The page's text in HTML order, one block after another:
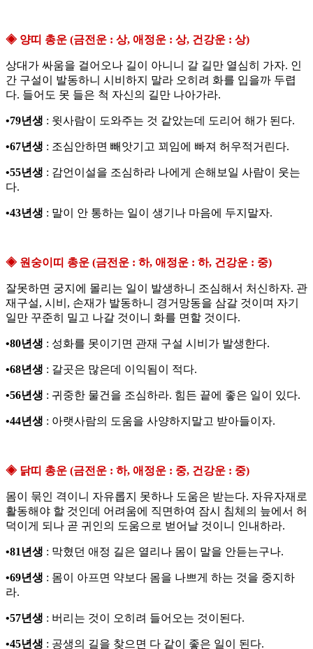
◈ 양띠 총운 (금전운 : 상, 애정운 : 상, 건강운 : 상)
상대가 싸움을 걸어오나 길이 아니니 갈 길만 열심히 가자. 인
간 구설이 발동하니 시비하지 말라 오히려 화를 입을까 두렵
다. 들어도 못 들은 척 자신의 길만 나아가라.
•79년생 : 윗사람이 도와주는 것 같았는데 도리어 해가 된다.
•67년생 : 조심안하면 빼앗기고 꾀임에 빠져 허우적거린다.
•55년생 : 감언이설을 조심하라 나에게 손해보일 사람이 웃는
다.
•43년생 : 말이 안 통하는 일이 생기나 마음에 두지말자.
◈ 원숭이띠 총운 (금전운 : 하, 애정운 : 하, 건강운 : 중)
잘못하면 궁지에 몰리는 일이 발생하니 조심해서 처신하자. 관
재구설, 시비, 손재가 발동하니 경거망동을 삼갈 것이며 자기
일만 꾸준히 밀고 나갈 것이니 화를 면할 것이다.
•80년생 : 성화를 못이기면 관재 구설 시비가 발생한다.
•68년생 : 갈곳은 많은데 이익됨이 적다.
•56년생 : 귀중한 물건을 조심하라. 힘든 끝에 좋은 일이 있다.
•44년생 : 아랫사람의 도움을 사양하지말고 받아들이자.
◈ 닭띠 총운 (금전운 : 하, 애정운 : 중, 건강운 : 중)
몸이 묶인 격이니 자유롭지 못하나 도움은 받는다. 자유자재로
활동해야 할 것인데 어려움에 직면하여 잠시 침체의 늪에서 허
덕이게 되나 곧 귀인의 도움으로 벋어날 것이니 인내하라.
•81년생 : 막혔던 애정 길은 열리나 몸이 말을 안듣는구나.
•69년생 : 몸이 아프면 약보다 몸을 나쁘게 하는 것을 중지하
라.
•57년생 : 버리는 것이 오히려 들어오는 것이된다.
•45년생 : 공생의 길을 찾으면 다 같이 좋은 일이 된다.